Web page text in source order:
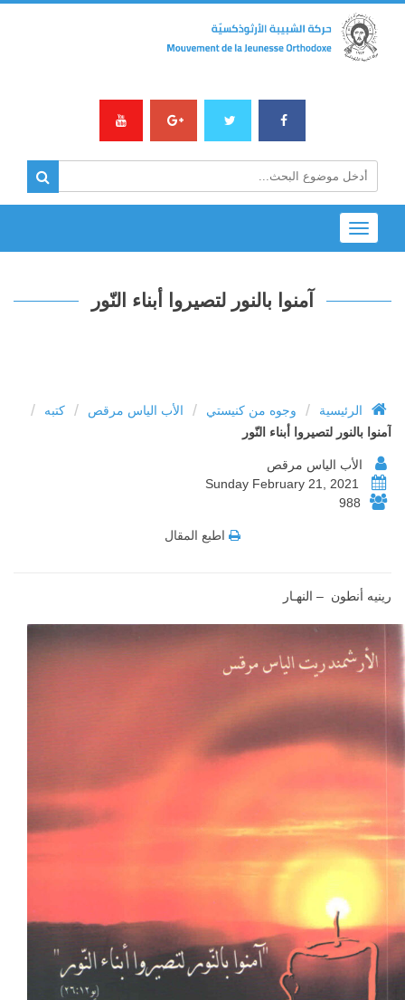
Toggle
navigation
آمنوا بالنور لتصيروا أبناء النّور
الرئيسية / وجوه من كنيستي / الأب الياس مرقص / كتبه /
آمنوا بالنور لتصيروا أبناء النّور
الأب الياس مرقص
988
اطبع المقال
رينيه أنطون – النهـار